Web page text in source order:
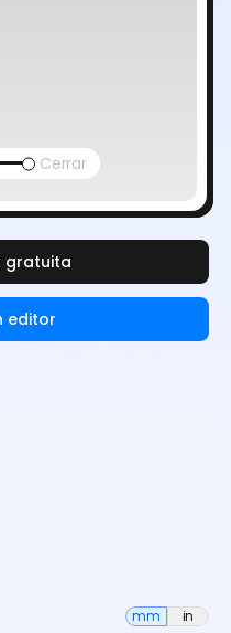
gratuita
editor
Cerrar
mm in